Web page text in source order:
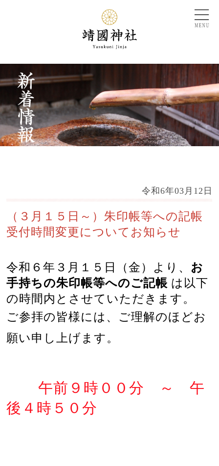
令和6年03月12日
（３月１５日～）朱印帳等への記帳
受付時間変更についてお知らせ
令和６年３月１５日（金）より、 お
手持ちの朱印帳等へのご記帳 は以下
の時間内とさせていただきます。
ご参拝の皆様には、ご理解のほどお
願い申し上げます。
午前９時００分 ～ 午
後４時５０分